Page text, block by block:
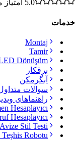
5.0
خدمات
Montaj
Tamir
Dönüşüm
برقکار
آبگرمکن
سوالات
راهنماهای
Hesaplayıcı
Hesaplayıcı
Avize Stil Testi
Teşhis Robotu